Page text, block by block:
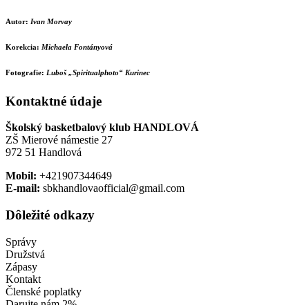
Autor: Ivan Morvay
Korekcia: Michaela Fontányová
Fotografie: Luboš „Spiritualphoto“ Kurinec
Kontaktné údaje
Školský basketbalový klub HANDLOVÁ
ZŠ Mierové námestie 27
972 51 Handlová
Mobil: +421907344649
E-mail: sbkhandlovaofficial@gmail.com
Dôležité odkazy
Správy
Družstvá
Zápasy
Kontakt
Členské poplatky